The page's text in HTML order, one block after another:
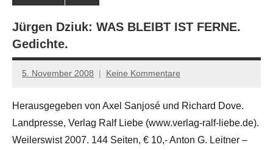
Jürgen Dziuk: WAS BLEIBT IST FERNE.
Gedichte.
5. November 2008
Anton
Leitner
Keine Kommentare
Herausgegeben von Axel Sanjosé und Richard Dove.
Landpresse, Verlag Ralf Liebe (www.verlag-ralf-liebe.de).
Weilerswist 2007. 144 Seiten, € 10,- Anton G. Leitner –